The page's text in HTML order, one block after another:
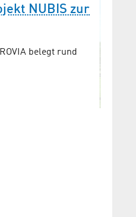
NUBIS zur
belegt rund